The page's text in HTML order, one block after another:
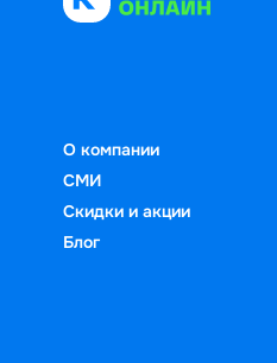
О компании
СМИ
Скидки и акции
Блог